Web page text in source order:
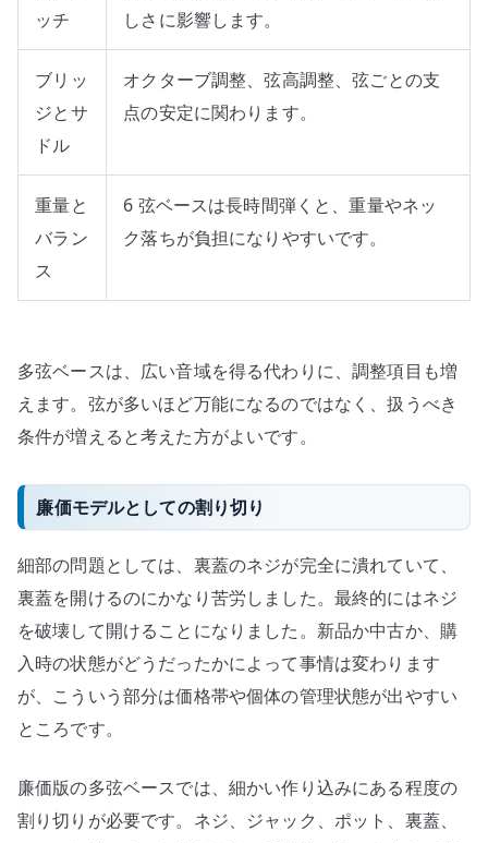
ッチ
しさに影響します。
ブリッ
ジとサ
ドル
オクターブ調整、弦高調整、弦ごとの支
点の安定に関わります。
重量と
バラン
ス
6 弦ベースは長時間弾くと、重量やネッ
ク落ちが負担になりやすいです。
多弦ベースは、広い音域を得る代わりに、調整項目も増
えます。弦が多いほど万能になるのではなく、扱うべき
条件が増えると考えた方がよいです。
廉価モデルとしての割り切り
細部の問題としては、裏蓋のネジが完全に潰れていて、
裏蓋を開けるのにかなり苦労しました。最終的にはネジ
を破壊して開けることになりました。新品か中古か、購
入時の状態がどうだったかによって事情は変わります
が、こういう部分は価格帯や個体の管理状態が出やすい
ところです。
廉価版の多弦ベースでは、細かい作り込みにある程度の
割り切りが必要です。ネジ、ジャック、ポット、裏蓋、